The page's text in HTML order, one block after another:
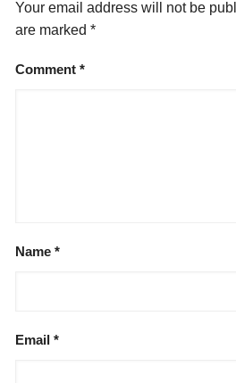
Your email address will not be
are marked*
Comment*
Name*
Email*